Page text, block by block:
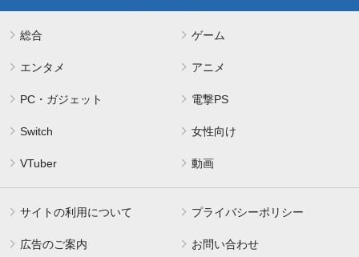
総合 ゲーム
エンタメ アニメ
PC・ガジェット 電撃PS
Switch 女性向け
VTuber 動画
サイトの利用について プライバシーポリシー
広告のご案内 お問い合わせ